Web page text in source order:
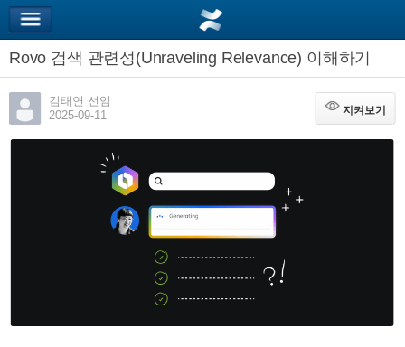
Rovo 검색 관련성(Unraveling Relevance) 이해하기
김태연 선임
2025-09-11
지켜보기
지켜보기